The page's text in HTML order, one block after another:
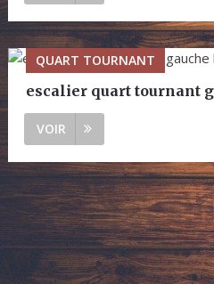
QUART TOURNANT
escalier quart tournant
VOIR